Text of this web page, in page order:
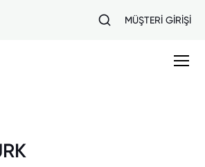
MÜŞTERİ GİRİŞİ